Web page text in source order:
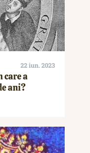
22 iun. 2023
care a
ani?